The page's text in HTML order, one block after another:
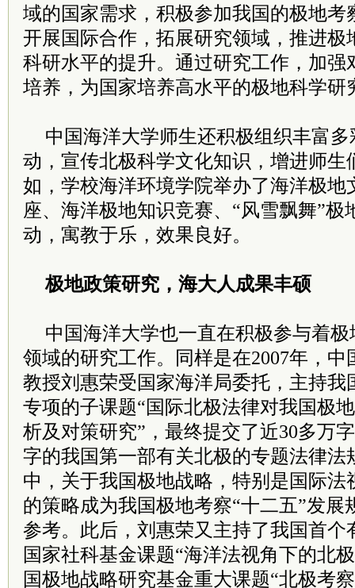
域的国家需求，积极参加我国的极地考
开展国际合作，拓展研究领域，推进极
科研水平的提升。通过研究工作，加强
培养，为国家培养高水平的极地科学研
中国海洋大学师生还积极组织丰富
动，宣传北极科学文化知识，增进师生
如，学校海洋环境学院举办了海洋极地
座、海洋极地知识竞赛、“风雪飘舞”极
动，寓教于乐，效果良好。
极地政策研究，海大人成果丰硕
中国海洋大学也一直在积极参与着
领域的研究工作。同样是在2007年，
教授刘惠荣受国家海洋局委托，主持我
专项的子课题“国际北极法律对我国极
析及对策研究”，最终提交了近30多万
字的我国第一部有关北极的专题法律法
中，关于我国极地战略，特别是国际法
的策略成为我国极地考察“十二五”发展
参考。此后，刘惠荣又主持了我国首个
国家社科基金课题“海洋法视角下的北
国极地战略研究基金重大课题“北极考